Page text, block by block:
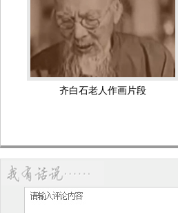
原来，欣赏艺术作品（包括文学作
开联想和想像，从中就会感受到一
具体来说，由画面上那几只蝌蚪，
就是“听取蛙声一片”。所以说，没
这里是它们的故乡，这里有它们的
子女在嬉戏呢。只不过，画面上没
齐白石老人作画片段